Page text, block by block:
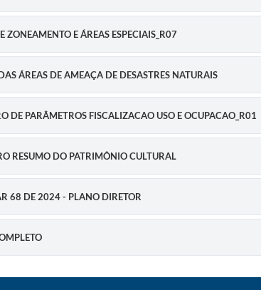
E ÁREAS ESPECIAIS_R07
ÁREAS DE AMEAÇA DE DESASTRES NATURAIS
DE PARÂMETROS FISCALIZACAO USO E OCUPACAO_R01
RESUMO DO PATRIMÔNIO CULTURAL
68 DE 2024 - PLANO DIRETOR